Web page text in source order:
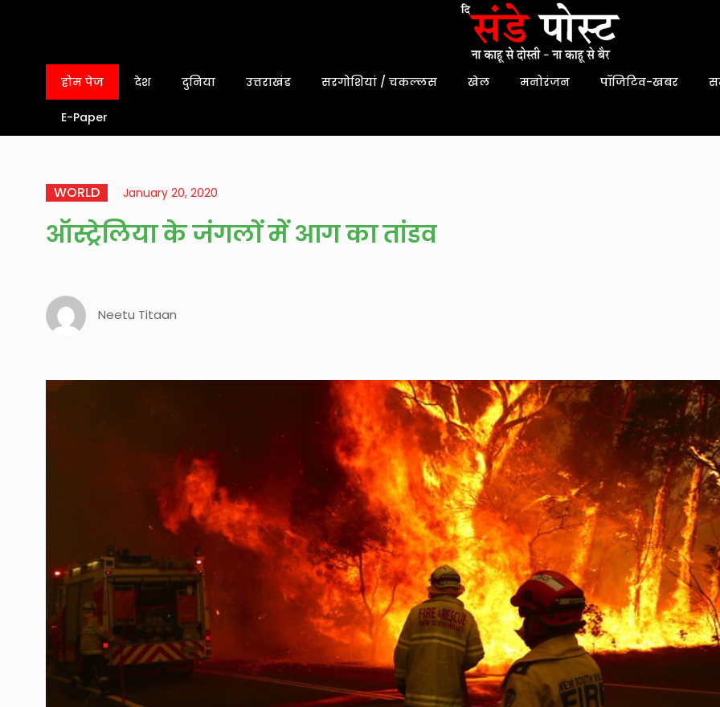
होम पेज देश दुनिया उत्तराखंड सरगोशियां / चकल्लस खेल मनोरंजन पॉजिटिव-खबर
E-Paper
WORLD January 20, 2020
ऑस्ट्रेलिया के जंगलों में आग का तांडव
Neetu Titaan